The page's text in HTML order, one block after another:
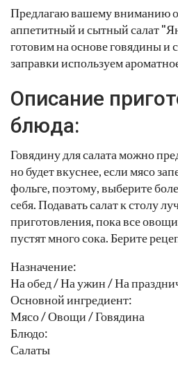
Предлагаю вашему вниманию
аппетитный и сытный салат
готовим на основе говядины и
заправки используем
Описание
блюда:
Говядину для салата можно
но будет вкуснее, если мясо
фольге, поэтому, выберите
себя. Подавать салат к столу
приготовления, пока все
пустят много сока. Берите
Назначение:
На обед / На ужин / На
Основной ингредиент:
Мясо / Овощи / Говядина
Блюдо:
Салаты